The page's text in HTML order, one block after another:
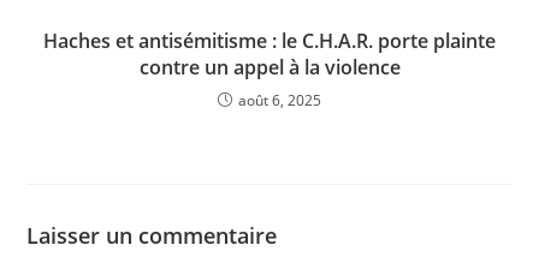
Haches et antisémitisme : le C.H.A.R. porte plainte
contre un appel à la violence
août 6, 2025
Laisser un commentaire